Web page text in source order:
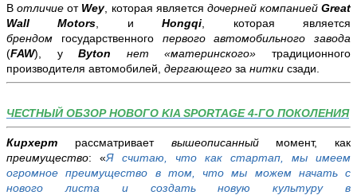
Вотличие от Wey, которая является дочерней компанией Great
Wall Motors , иHongqi , которая является
брендом государственного первого автомобильного завода
(FAW), уByton нет «материнского» традиционного
производителя автомобилей, дергающего за нитки сзади.
ЧЕСТНЫЙ ОБЗОР НОВОГО KIA SPORTAGE 4-ГО ПОКОЛЕНИЯ
Кирхерт рассматривает вышеописанный момент, как
преимущество: «Я считаю, что как стартап, мы имеем
огромное преимущество в том, что мы можем начать с
нового листа и создать новую культуру в